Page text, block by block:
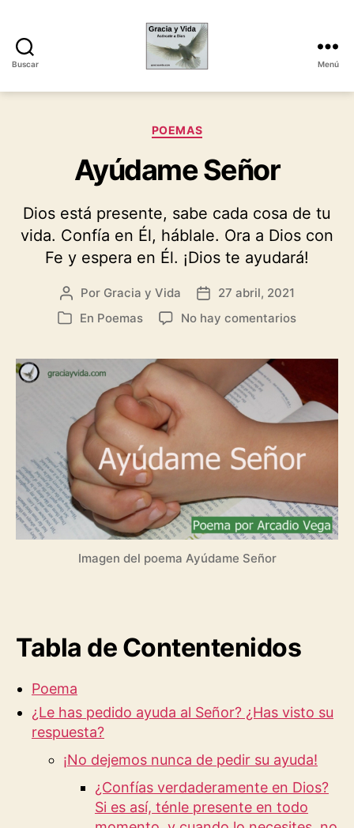
Buscar
y
Menú
Categorías
POEMAS
Ayúdame Señor
Dios está presente, sabe cada cosa de tu
vida. Confía en Él, háblale. Ora a Dios con
Fe y espera en Él. ¡Dios te ayudará!
Autor
de
la
Por Gracia y Vida
Fecha27 abril, 2021
Categorías
En Poemas No hay comentariosen
Imagen del poema Ayúdame Señor
Tabla de Contentenidos
Poema
¿Le has pedido ayuda al Señor? ¿Has visto su
respuesta?
¡No dejemos nunca de pedir su ayuda!
¿Confías verdaderamente en Dios?
Si es así, ténle presente en todo